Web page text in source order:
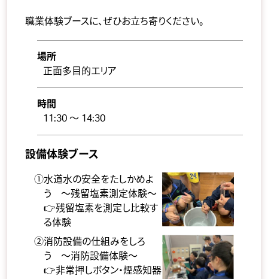
職業体験ブースに、ぜひお立ち寄りください。
場所
正面多目的エリア
時間
11:30 ～ 14:30
設備体験ブース
①水道水の安全をたしかめよ
う ～残留塩素測定体験～
👉残留塩素を測定し比較す
る体験
②消防設備の仕組みをしろ
う ～消防設備体験～
👉非常押しボタン・煙感知器